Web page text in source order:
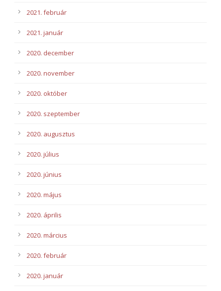
2021. február
2021. január
2020. december
2020. november
2020. október
2020. szeptember
2020. augusztus
2020. július
2020. június
2020. május
2020. április
2020. március
2020. február
2020. január